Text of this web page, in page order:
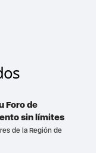
Foro de
sin límites
de la Región de